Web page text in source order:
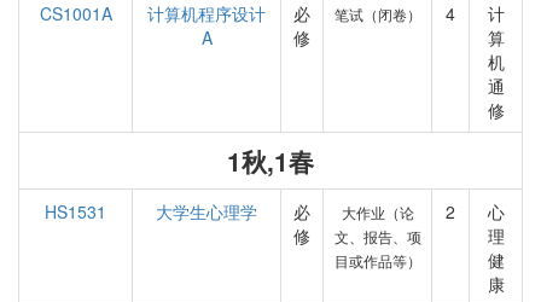
CS1001A
计算机程序设计
A
必
修
笔试（闭卷） 4
计
算
机
通
修
1秋,1春
HS1531 大学生心理学
必
修
大作业（论
文、报告、项
目或作品等）
2
心
理
健
康